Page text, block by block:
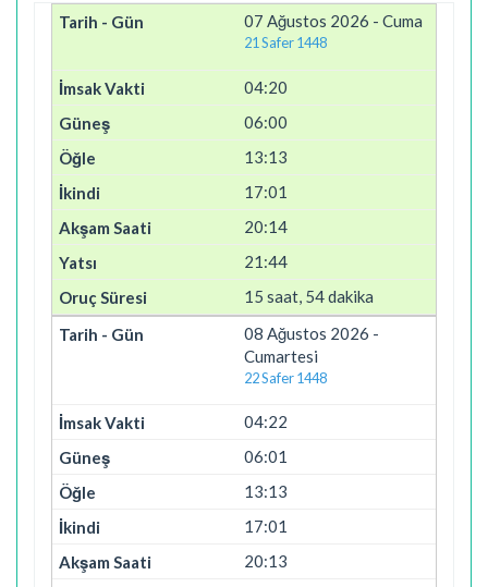
07 Ağustos 2026 - Cuma
21 Safer 1448
04:20
06:00
13:13
17:01
20:14
21:44
15 saat, 54 dakika
08 Ağustos 2026 -
Cumartesi
22 Safer 1448
04:22
06:01
13:13
17:01
20:13